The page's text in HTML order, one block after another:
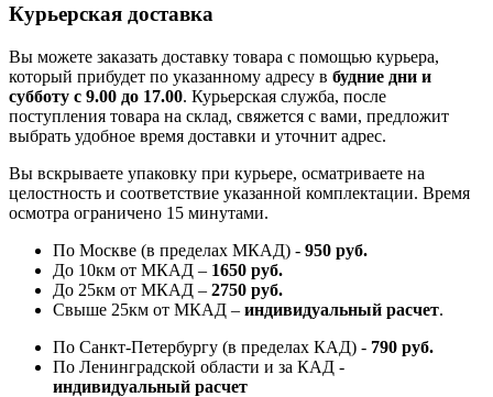
Курьерская доставка
Вы можете заказать доставку товара с помощью курьера,
который прибудет по указанному адресу в будние дни и
субботу с 9.00 до 17.00. Курьерская служба, после
поступления товара на склад, свяжется с вами, предложит
выбрать удобное время доставки и уточнит адрес.
Вы вскрываете упаковку при курьере, осматриваете на
целостность и соответствие указанной комплектации. Время
осмотра ограничено 15 минутами.
По Москве (в пределах МКАД) - 950 руб.
До 10км от МКАД – 1650 руб.
До 25км от МКАД – 2750 руб.
Свыше 25км от МКАД – индивидуальный расчет.
По Санкт-Петербургу (в пределах КАД) - 790 руб.
По Ленинградской области и за КАД -
индивидуальный расчет